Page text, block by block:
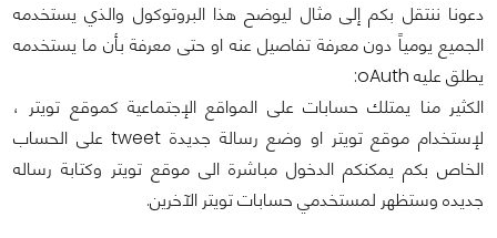
دعونا ننتقل بكم إلى مثال ليوضح هذا البروتوكول والذي يستخدمه
الجميع يومياً دون معرفة تفاصيل عنه او حتى معرفة بأن ما يستخدمه
يطلق عليه oAuth:
الكثير منا يمتلك حسابات على المواقع الإجتماعية كموقع تويتر ،
لإستخدام موقع تويتر او وضع رسالة جديدة tweet على الحساب
الخاص بكم يمكنكم الدخول مباشرة الى موقع تويتر وكتابة رساله
جديده وستظهر لمستخدمي حسابات تويتر الآخرين.